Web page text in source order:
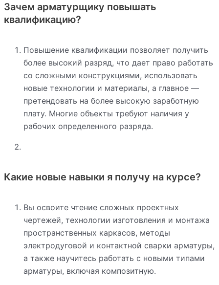
Зачем арматурщику повышать
квалификацию?
Повышение квалификации позволяет получить
более высокий разряд, что дает право работать
со сложными конструкциями, использовать
новые технологии и материалы, а главное —
претендовать на более высокую заработную
плату. Многие объекты требуют наличия у
рабочих определенного разряда.
Какие новые навыки я получу на курсе?
Вы освоите чтение сложных проектных
чертежей, технологии изготовления и монтажа
пространственных каркасов, методы
электродуговой и контактной сварки арматуры,
а также научитесь работать с новыми типами
арматуры, включая композитную.